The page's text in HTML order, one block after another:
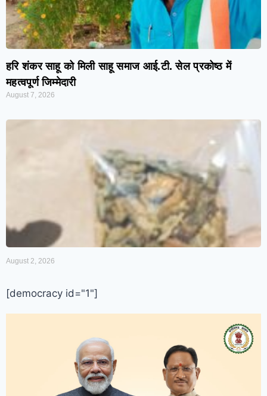
हरि शंकर साहू को मिली साहू समाज आई.टी. सेल प्रकोष्ठ में
महत्वपूर्ण जिम्मेदारी
August 7, 2026
August 2, 2026
[democracy id="1"]